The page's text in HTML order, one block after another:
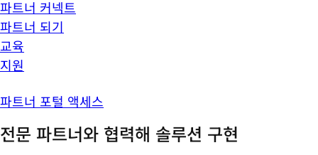
파트너 커넥트
파트너 되기
교육
지원
파트너 포털 액세스
전문 파트너와 협력해 솔루션 구현